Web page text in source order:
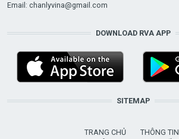
Email: chanlyvina@gmail.com
DOWNLOAD RVA APP
SITEMAP
TRANG CHỦ
THÔNG TIN